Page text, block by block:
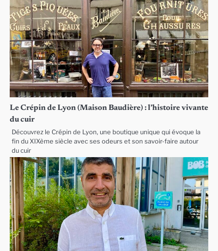
Le Crépin de Lyon (Maison Baudière) : l’histoire vivante
du cuir
Découvrez le Crépin de Lyon, une boutique unique qui évoque la
fin du XIXème siècle avec ses odeurs et son savoir-faire autour
du cuir